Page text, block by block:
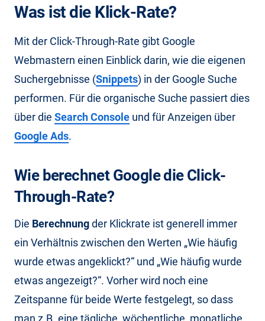
Was ist die Klick-Rate?
Mit der Click-Through-Rate gibt Google
Webmastern einen Einblick darin, wie die eigenen
Suchergebnisse (Snippets) in der Google Suche
performen. Für die organische Suche passiert dies
über die Search Console und für Anzeigen über
Google Ads.
Wie berechnet Google die Click-
Through-Rate?
Die Berechnungder Klickrate ist generell immer
ein Verhältnis zwischen den Werten „Wie häufig
wurde etwas angeklickt?“ und „Wie häufig wurde
etwas angezeigt?“. Vorher wird noch eine
Zeitspanne für beide Werte festgelegt, so dass
man z.B. eine tägliche, wöchentliche, monatliche